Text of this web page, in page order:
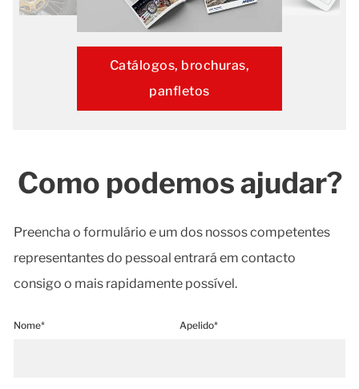
Catálogos, brochuras,
panfletos
Como podemos ajudar?
Preencha o formulário e um dos nossos competentes
representantes do pessoal entrará em contacto
consigo o mais rapidamente possível.
Nome* Apelido*